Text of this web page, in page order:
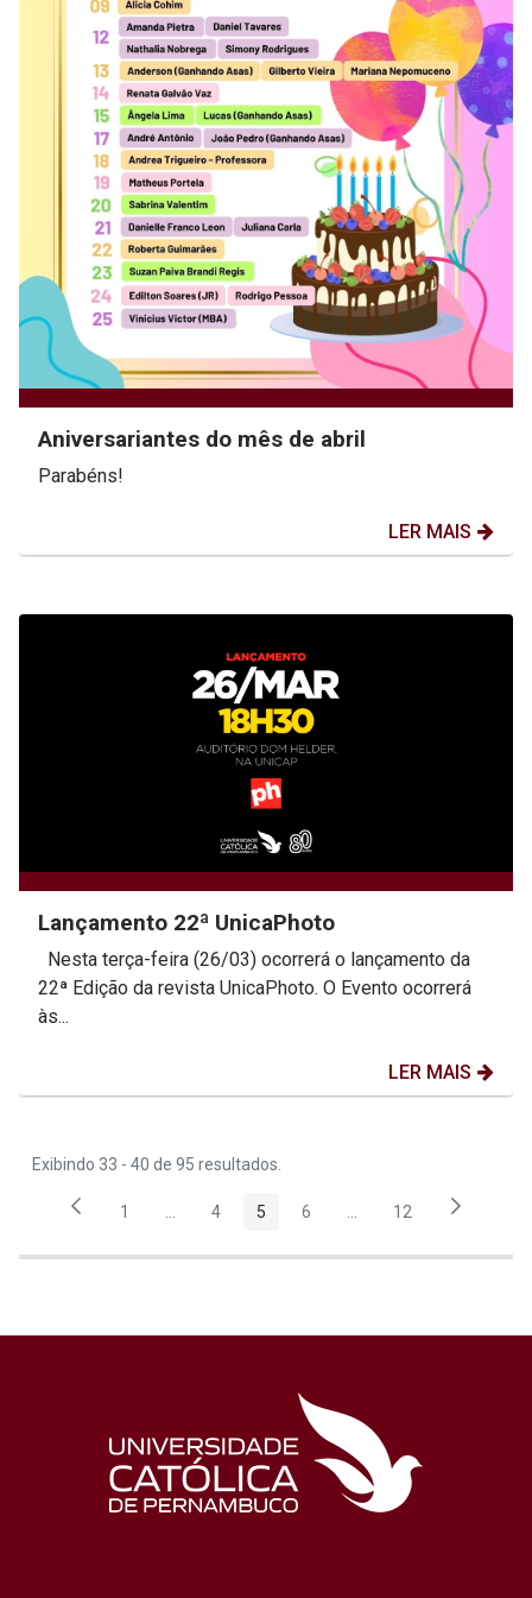
Aniversariantes do mês de abril
Parabéns!
LER MAIS
Lançamento 22ª UnicaPhoto
22ª Edição da revista UnicaPhoto. O Evento ocorrerá
às...
LER MAIS
Exibindo 33 - 40 de 95 resultados.
Página
1 Páginas intermediárias Usar ABA para navegar.
Página
4 Página
5 Página
6 Páginas intermediárias
Página
12